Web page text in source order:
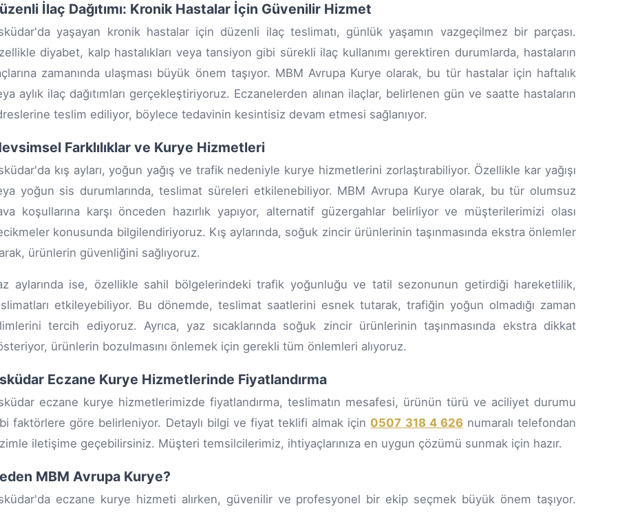
İlaç Dağıtımı: Kronik Hastalar İçin Güvenilir Hizmet
yaşayan kronik hastalar için düzenli ilaç teslimatı, günlük yaşamın vazgeçilmez bir parçası.
diyabet, kalp hastalıkları veya tansiyon gibi sürekli ilaç kullanımı gerektiren durumlarda, hastaların
zamanında ulaşması büyük önem taşıyor. MBM Avrupa Kurye olarak, bu tür hastalar için haftalık
aylık ilaç dağıtımları gerçekleştiriyoruz. Eczanelerden alınan ilaçlar, belirlenen gün ve saatte hastaların
teslim ediliyor, böylece tedavinin kesintisiz devam etmesi sağlanıyor.
Farklılıklar ve Kurye Hizmetleri
kış ayları, yoğun yağış ve trafik nedeniyle kurye hizmetlerini zorlaştırabiliyor. Özellikle kar yağışı
yoğun sis durumlarında, teslimat süreleri etkilenebiliyor. MBM Avrupa Kurye olarak, bu tür olumsuz
koşullarına karşı önceden hazırlık yapıyor, alternatif güzergahlar belirliyor ve müşterilerimizi olası
konusunda bilgilendiriyoruz. Kış aylarında, soğuk zincir ürünlerinin taşınmasında ekstra önlemler
ürünlerin güvenliğini sağlıyoruz.
aylarında ise, özellikle sahil bölgelerindeki trafik yoğunluğu ve tatil sezonunun getirdiği hareketlilik,
etkileyebiliyor. Bu dönemde, teslimat saatlerini esnek tutarak, trafiğin yoğun olmadığı zaman
tercih ediyoruz. Ayrıca, yaz sıcaklarında soğuk zincir ürünlerinin taşınmasında ekstra dikkat
ürünlerin bozulmasını önlemek için gerekli tüm önlemleri alıyoruz.
Eczane Kurye Hizmetlerinde Fiyatlandırma
eczane kurye hizmetlerimizde fiyatlandırma, teslimatın mesafesi, ürünün türü ve aciliyet durumu
faktörlere göre belirleniyor. Detaylı bilgi ve fiyat teklifi almak için 0507 318 4 626numaralı telefondan
iletişime geçebilirsiniz. Müşteri temsilcilerimiz, ihtiyaçlarınıza en uygun çözümü sunmak için hazır.
MBM Avrupa Kurye?
eczane kurye hizmeti alırken, güvenilir ve profesyonel bir ekip seçmek büyük önem taşıyor.